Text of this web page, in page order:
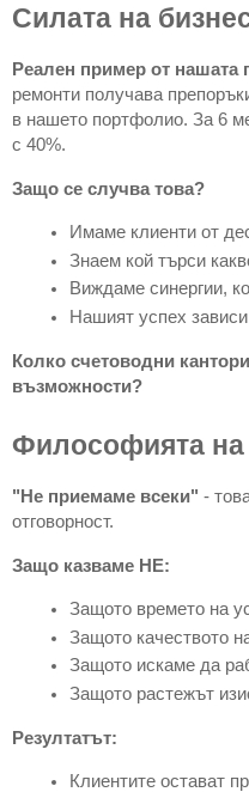
Силата на
Реален пример от нашата
ремонти получава
в нашето портфолио. За 6
с 40%.
Защо се случва това?
Имаме клиенти от
Знаем кой търси
Виждаме синергии,
Нашият успех
Колко счетоводни
възможности?
Философията на
"Не приемаме всеки" -
отговорност.
Защо казваме НЕ:
Защото времето на
Защото качеството
Защото искаме да
Защото растежът
Резултатът:
Клиентите остават